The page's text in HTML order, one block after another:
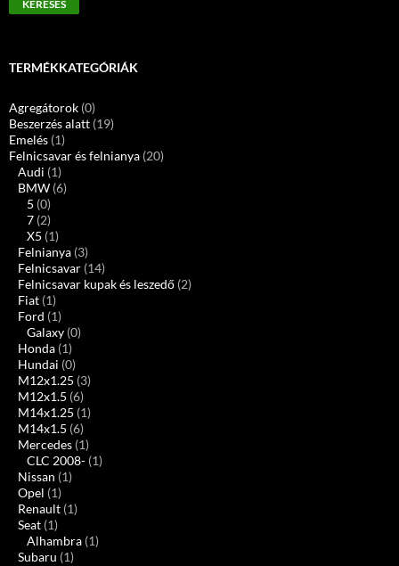
következőre:
KERESÉS
TERMÉKKATEGÓRIÁK
Agregátorok (0)
Beszerzés alatt (19)
Emelés (1)
Felnicsavar és felnianya (20)
Audi (1)
BMW (6)
5 (0)
7 (2)
X5 (1)
Felnianya (3)
Felnicsavar (14)
Felnicsavar kupak és leszedő (2)
Fiat (1)
Ford (1)
Galaxy (0)
Honda (1)
Hundai (0)
M12x1.25 (3)
M12x1.5 (6)
M14x1.25 (1)
M14x1.5 (6)
Mercedes (1)
CLC 2008- (1)
Nissan (1)
Opel (1)
Renault (1)
Seat (1)
Alhambra (1)
Subaru (1)